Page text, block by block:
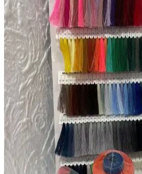
Aladepo ve Prestij Boncuk Metal
Karşılaştırması: Hangi Set
İki popüler metal saplı tığ setinin
karşılaştırmasıyla örgü severlere en
rehberlik sağlar.
Alize Puffy 485 El Örgü İpliği:
ve Estetik Yeşil Tonlarıyla Örgü
Mükemmel Seçim
Alize Puffy 485, yumuşak dokusu ve
yeşil tonlarında el örgüsü ipliği. Kolay
görünümüyle projelerinize değer katar.
Alize Puffy ve El Örgü İpliği
Özellikler ve Kullanım Alanları